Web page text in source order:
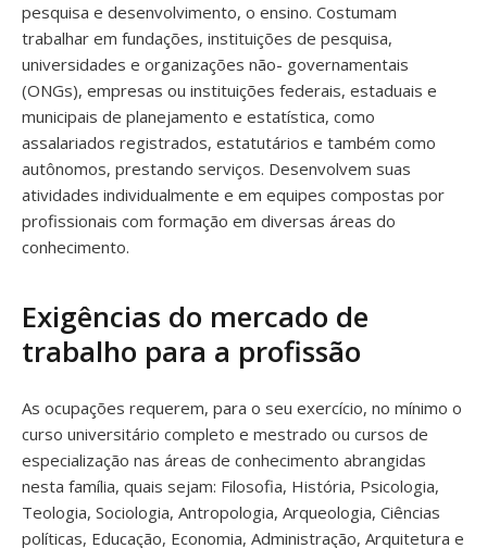
pesquisa e desenvolvimento, o ensino. Costumam
trabalhar em fundações, instituições de pesquisa,
universidades e organizações não- governamentais
(ONGs), empresas ou instituições federais, estaduais e
municipais de planejamento e estatística, como
assalariados registrados, estatutários e também como
autônomos, prestando serviços. Desenvolvem suas
atividades individualmente e em equipes compostas por
profissionais com formação em diversas áreas do
conhecimento.
Exigências do mercado de
trabalho para a profissão
As ocupações requerem, para o seu exercício, no mínimo o
curso universitário completo e mestrado ou cursos de
especialização nas áreas de conhecimento abrangidas
nesta família, quais sejam: Filosofia, História, Psicologia,
Teologia, Sociologia, Antropologia, Arqueologia, Ciências
políticas, Educação, Economia, Administração, Arquitetura e